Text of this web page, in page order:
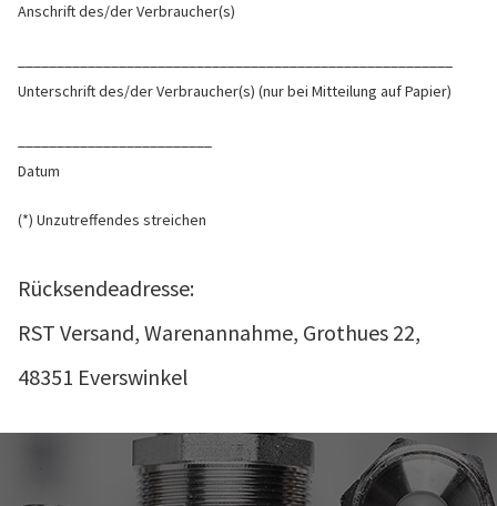
Anschrift des/der Verbraucher(s)
Unterschrift des/der Verbraucher(s) (nur bei Mitteilung auf Papier)
Datum
(*) Unzutreffendes streichen
Rücksendeadresse:
RST Versand, Warenannahme, Grothues 22,
48351 Everswinkel